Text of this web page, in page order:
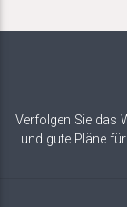
Verfolgen Sie das
und gute Pläne